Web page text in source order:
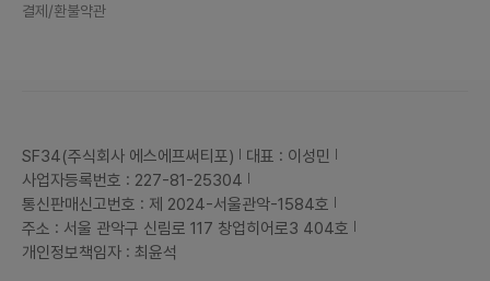
결제/환불약관
SF34(주식회사 에스에프써티포)
대표 : 이성민
사업자등록번호 : 227-81-25304
통신판매신고번호 : 제 2024-서울관악-1584호
주소 : 서울 관악구 신림로 117 창업히어로3 404호
개인정보책임자 : 최윤석